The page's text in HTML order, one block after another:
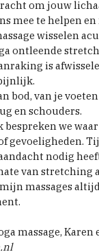
om jouw
mee te helpen
wisselen
ontleende
is
bod, van je
en schouders.
we
gevoeligheden.
nodig
van stretching
massages
massage, Karen